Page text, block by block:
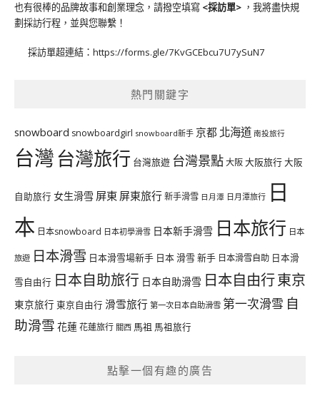
也有很棒的品牌故事和創業理念，請撥空填寫 <採訪單> ，我將盡快規
劃採訪行程，並與您聯繫！
採訪單超連結： https://forms.gle/7KvGCEbcu7U7ySuN7
熱門關鍵字
snowboard snowboardgirl snowboard新手 京都 北海道 南投旅行
台灣台灣旅行 台灣旅遊 台灣景點大阪大阪旅行大阪
自助旅行 女生滑雪 屏東 屏東旅行新手滑雪 日月潭 日月潭旅行 日
本 日本snowboard 日本初學滑雪 日本新手滑雪 日本旅行 日本
旅遊 日本滑雪 日本滑雪場新手 日本 滑雪 新手 日本滑雪自助 日本滑
雪自由行 日本自助旅行 日本自助滑雪 日本自由行東京
東京旅行 東京自由行 滑雪旅行 第一次日本自助滑雪 第一次滑雪 自
助滑雪 花蓮花蓮旅行 關西 馬祖 馬祖旅行
點擊一個有趣的廣告